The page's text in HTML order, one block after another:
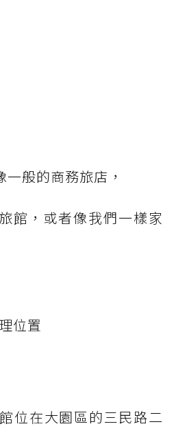
般的商務旅店，
館，或者像我們一樣家
位置
位在大園區的三民路二